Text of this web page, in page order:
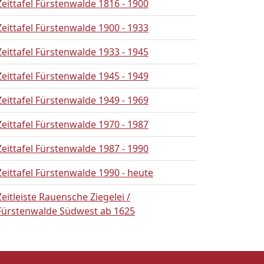
Fürstenwalde 1816 - 1900
Fürstenwalde 1900 - 1933
Fürstenwalde 1933 - 1945
Fürstenwalde 1945 - 1949
Fürstenwalde 1949 - 1969
Fürstenwalde 1970 - 1987
Fürstenwalde 1987 - 1990
Fürstenwalde 1990 - heute
Rauensche Ziegelei /
Südwest ab 1625